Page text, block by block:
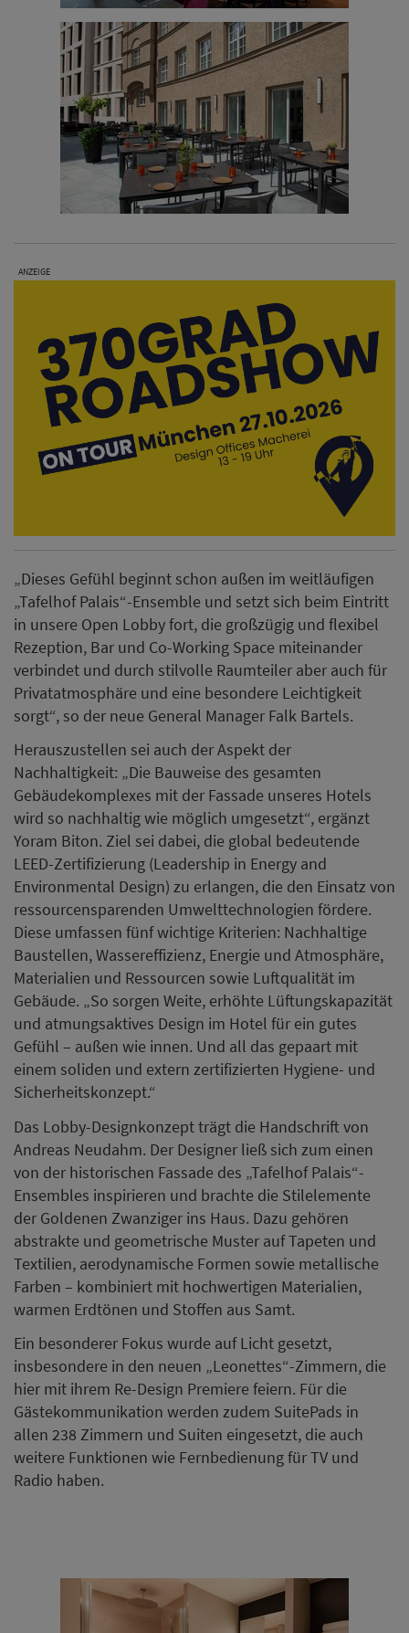
ANZEIGE
„Dieses Gefühl beginnt schon außen im weitläufigen
„Tafelhof Palais“-Ensemble und setzt sich beim Eintritt
in unsere Open Lobby fort, die großzügig und flexibel
Rezeption, Bar und Co-Working Space miteinander
verbindet und durch stilvolle Raumteiler aber auch für
Privatatmosphäre und eine besondere Leichtigkeit
sorgt“, so der neue General Manager Falk Bartels.
Herauszustellen sei auch der Aspekt der
Nachhaltigkeit: „Die Bauweise des gesamten
Gebäudekomplexes mit der Fassade unseres Hotels
wird so nachhaltig wie möglich umgesetzt“, ergänzt
Yoram Biton. Ziel sei dabei, die global bedeutende
LEED-Zertifizierung (Leadership in Energy and
Environmental Design) zu erlangen, die den Einsatz von
ressourcensparenden Umwelttechnologien fördere.
Diese umfassen fünf wichtige Kriterien: Nachhaltige
Baustellen, Wassereffizienz, Energie und Atmosphäre,
Materialien und Ressourcen sowie Luftqualität im
Gebäude. „So sorgen Weite, erhöhte Lüftungskapazität
und atmungsaktives Design im Hotel für ein gutes
Gefühl – außen wie innen. Und all das gepaart mit
einem soliden und extern zertifizierten Hygiene- und
Sicherheitskonzept.“
Das Lobby-Designkonzept trägt die Handschrift von
Andreas Neudahm. Der Designer ließ sich zum einen
von der historischen Fassade des „Tafelhof Palais“-
Ensembles inspirieren und brachte die Stilelemente
der Goldenen Zwanziger ins Haus. Dazu gehören
abstrakte und geometrische Muster auf Tapeten und
Textilien, aerodynamische Formen sowie metallische
Farben – kombiniert mit hochwertigen Materialien,
warmen Erdtönen und Stoffen aus Samt.
Ein besonderer Fokus wurde auf Licht gesetzt,
insbesondere in den neuen „Leonettes“-Zimmern, die
hier mit ihrem Re-Design Premiere feiern. Für die
Gästekommunikation werden zudem SuitePads in
allen 238 Zimmern und Suiten eingesetzt, die auch
weitere Funktionen wie Fernbedienung für TV und
Radio haben.